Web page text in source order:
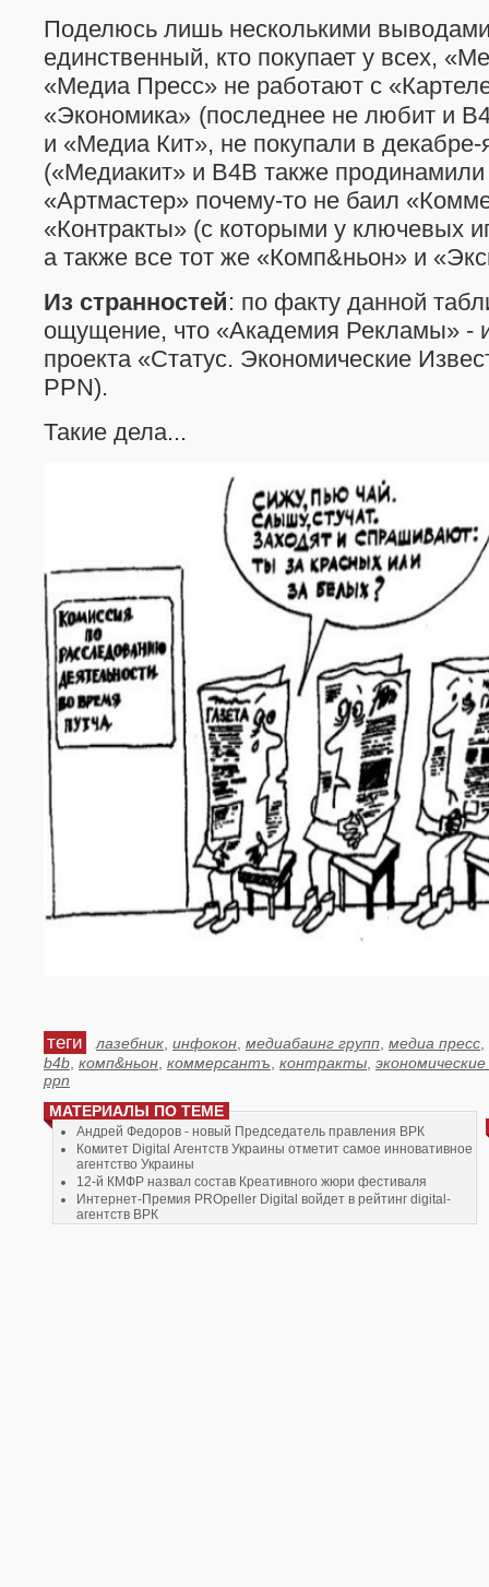
Поделюсь лишь несколькими
единственный, кто покупает у всех,
«Медиа Пресс» не работают с
«Экономика» (последнее не любит и
и «Медиа Кит», не покупали в
(«Медиакит» и B4B также
«Артмастер» почему-то не баил
«Контракты» (с которыми у ключевых
а также все тот же «Комп&ньон» и
Из странностей: по факту данной
ощущение, что «Академия Рекламы» -
проекта «Статус. Экономические
PPN).
Такие дела...
теги лазебник инфокон медиабаинг групп медиа пресс
b4b комп&ньон коммерсантъ контракты
ppn
МАТЕРИАЛЫ ПО ТЕМЕ
Андрей Федоров - новый Председатель правления ВРК
Комитет Digital Агентств Украины отметит самое инновативное
агентство Украины
12-й КМФР назвал состав Креативного жюри фестиваля
Интернет-Премия PROpeller Digital войдет в рейтинг digital-
агентств ВРК